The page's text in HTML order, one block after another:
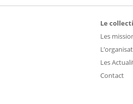
Le
Les
Les
Contact